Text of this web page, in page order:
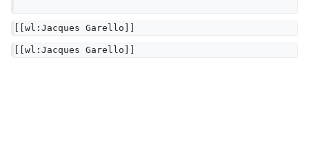
[[wl:Jacques Garello]]
[[wl:Jacques Garello]]